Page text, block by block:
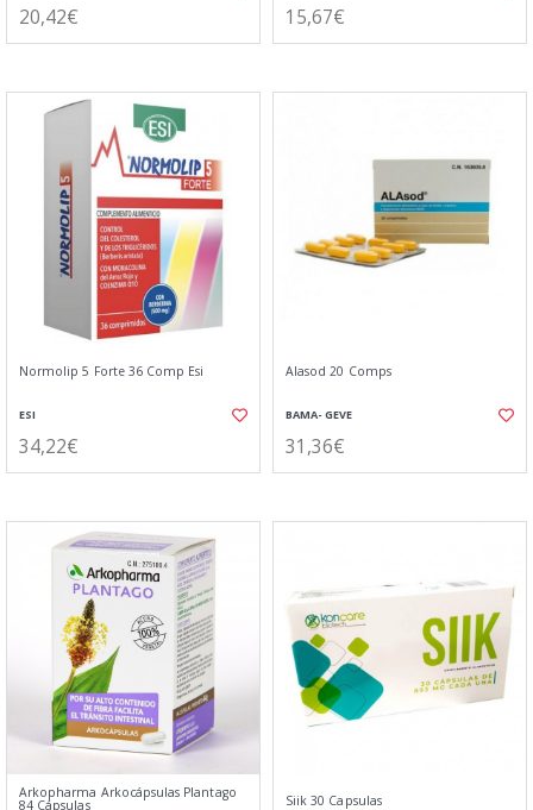
20,42€ 15,67€
Normolip 5 Forte 36 Comp Esi
ESI
34,22€
Alasod 20 Comps
BAMA- GEVE
31,36€
Arkopharma Arkocápsulas Plantago
84 Cápsulas Siik 30 Capsulas